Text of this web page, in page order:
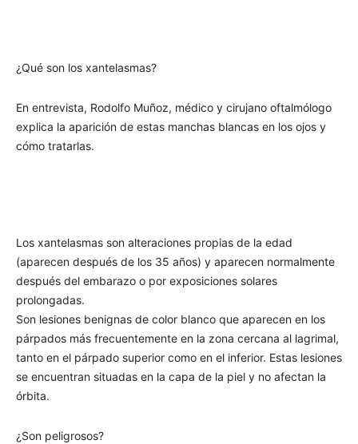
¿Qué son los xantelasmas?
En entrevista, Rodolfo Muñoz, médico y cirujano oftalmólogo
explica la aparición de estas manchas blancas en los ojos y
cómo tratarlas.
Los xantelasmas son alteraciones propias de la edad
(aparecen después de los 35 años) y aparecen normalmente
después del embarazo o por exposiciones solares
prolongadas.
Son lesiones benignas de color blanco que aparecen en los
párpados más frecuentemente en la zona cercana al lagrimal,
tanto en el párpado superior como en el inferior. Estas lesiones
se encuentran situadas en la capa de la piel y no afectan la
órbita.
¿Son peligrosos?